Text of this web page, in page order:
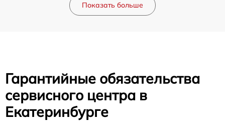
Показать больше
Гарантийные обязательства
сервисного центра в
Екатеринбурге